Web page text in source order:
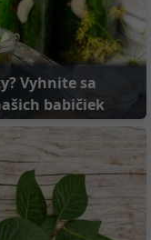
Vyhnite sa
babičiek